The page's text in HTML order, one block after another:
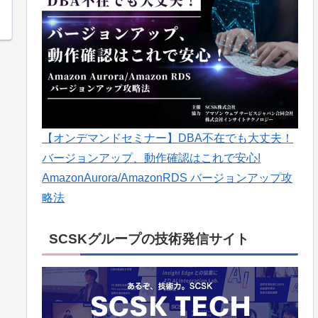
【オンデマンドセミナー】DBA不在でも大丈夫！
バージョンアップ、動作確認はこれで安心!
AmazonAurora/AmazonRDS バージョンアップ攻
略法
SCSKグループの技術発信サイト